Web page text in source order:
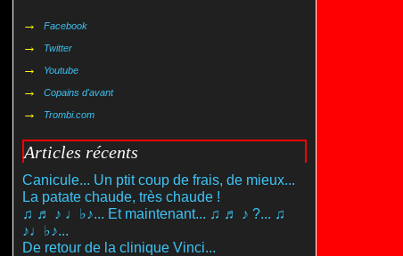
→ Facebook
→ Twitter
→ Youtube
→ Copains d'avant
→ Trombi.com
Articles récents
Canicule... Un ptit coup de frais, de mieux...
La patate chaude, très chaude !
♫ ♬ ♪ ♩♭♪... Et maintenant... ♫ ♬ ♪ ?... ♫
♪♩♭♪...
De retour de la clinique Vinci...